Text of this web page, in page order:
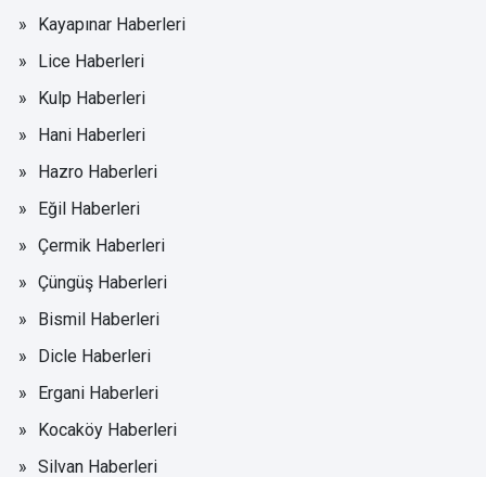
Kayapınar Haberleri
Lice Haberleri
Kulp Haberleri
Hani Haberleri
Hazro Haberleri
Eğil Haberleri
Çermik Haberleri
Çüngüş Haberleri
Bismil Haberleri
Dicle Haberleri
Ergani Haberleri
Kocaköy Haberleri
Silvan Haberleri